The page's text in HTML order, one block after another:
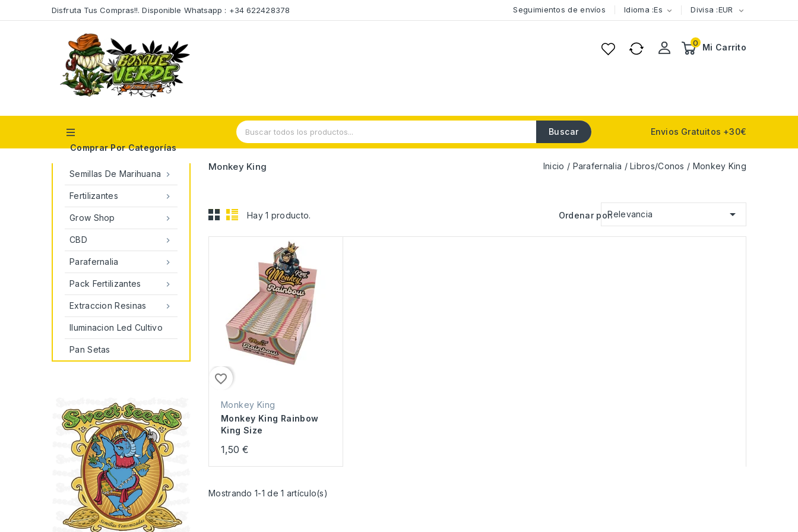
Disfruta Tus Compras!!. Disponible Whatsapp : +34 622428378 Divisa :EUR 
Idioma :es 
Seguimientos de envíos
0 Mi Carrito
Envios Gratuitos +30€
Buscar

Comprar Por Categorías

Semillas De Marihuana

Fertilizantes

Grow Shop

CBD

Parafernalia

Pack Fertilizantes

Extraccion Resinas
Iluminacion Led Cultivo
Pan Setas
Monkey King Inicio Parafernalia Libros/Conos Monkey King
Hay 1 producto. Ordenar por:Relevancia 
favorite_border
Monkey King
Monkey King Rainbow
King Size
1,50 €
Mostrando 1-1 de 1 artículo(s)